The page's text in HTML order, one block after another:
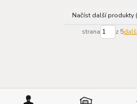
Načíst další produkty
strana z 5